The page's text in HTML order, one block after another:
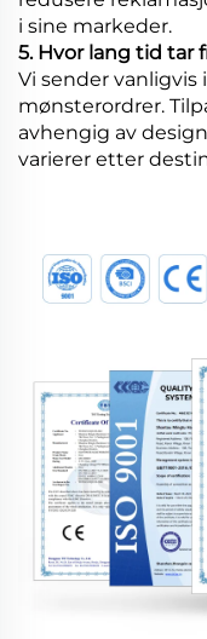
i sine markeder.
5. Hvor lang tid tar
Vi sender vanligvis
mønsterordrer.
avhengig av
varierer etter